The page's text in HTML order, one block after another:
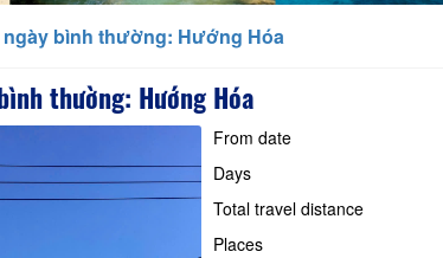
ngày bình thường: Hướng Hóa
thường: Hướng Hóa
From date
Days
Total travel distance
Places